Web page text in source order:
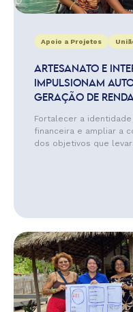
Apoio a Projetos
ARTESANATO E
IMPULSIONAM
GERAÇÃO DE
Fortalecer a
financeira e ampliar a
dos objetivos que